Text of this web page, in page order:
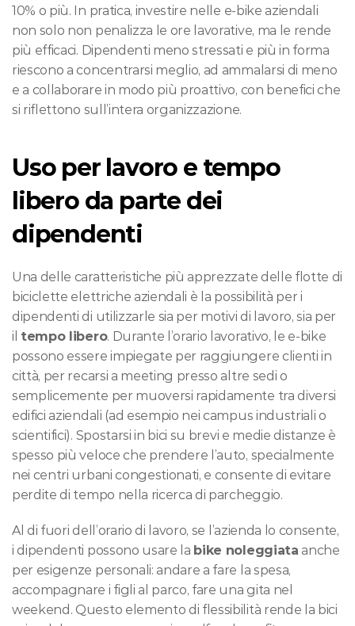
10% o più. In pratica, investire nelle e-bike aziendali
non solo non penalizza le ore lavorative, ma le rende
più efficaci. Dipendenti meno stressati e più in forma
riescono a concentrarsi meglio, ad ammalarsi di meno
e a collaborare in modo più proattivo, con benefici che
si riflettono sull’intera organizzazione.
Uso per lavoro e tempo
libero da parte dei
dipendenti
Una delle caratteristiche più apprezzate delle flotte di
biciclette elettriche aziendali è la possibilità per i
dipendenti di utilizzarle sia per motivi di lavoro, sia per
il tempo libero. Durante l’orario lavorativo, le e-bike
possono essere impiegate per raggiungere clienti in
città, per recarsi a meeting presso altre sedi o
semplicemente per muoversi rapidamente tra diversi
edifici aziendali (ad esempio nei campus industriali o
scientifici). Spostarsi in bici su brevi e medie distanze è
spesso più veloce che prendere l’auto, specialmente
nei centri urbani congestionati, e consente di evitare
perdite di tempo nella ricerca di parcheggio.
Al di fuori dell’orario di lavoro, se l’azienda lo consente,
i dipendenti possono usare la bike noleggiata anche
per esigenze personali: andare a fare la spesa,
accompagnare i figli al parco, fare una gita nel
weekend. Questo elemento di flessibilità rende la bici